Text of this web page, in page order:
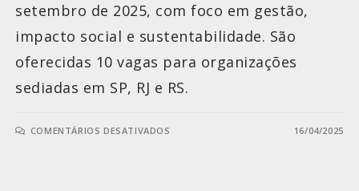
setembro de 2025, com foco em gestão,
impacto social e sustentabilidade. São
oferecidas 10 vagas para organizações
sediadas em SP, RJ e RS.
COMENTÁRIOS DESATIVADOS 16/04/2025